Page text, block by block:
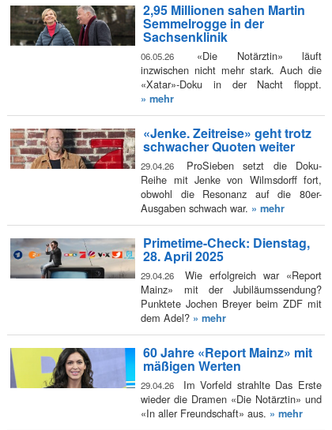
2,95 Millionen sahen Martin
Semmelrogge in der
Sachsenklinik
06.05.26
«Die Notärztin» läuft
inzwischen nicht mehr stark. Auch die
«Xatar»-Doku in der Nacht floppt.
» mehr
«Jenke. Zeitreise» geht trotz
schwacher Quoten weiter
29.04.26
ProSieben setzt die Doku-
Reihe mit Jenke von Wilmsdorff fort,
obwohl die Resonanz auf die 80er-
Ausgaben schwach war. » mehr
Primetime-Check: Dienstag,
28. April 2025
29.04.26
Wie erfolgreich war «Report
Mainz» mit der Jubiläumssendung?
Punktete Jochen Breyer beim ZDF mit
dem Adel? » mehr
60 Jahre «Report Mainz» mit
mäßigen Werten
29.04.26
Im Vorfeld strahlte Das Erste
wieder die Dramen «Die Notärztin» und
«In aller Freundschaft» aus. » mehr